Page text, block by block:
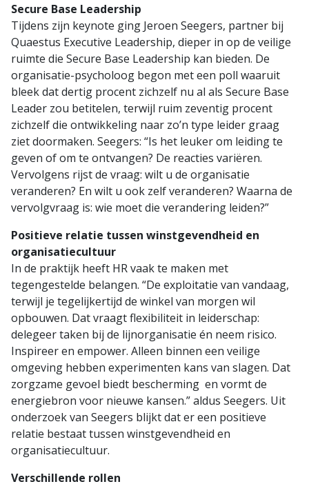
Secure Base Leadership
Tijdens zijn keynote ging Jeroen Seegers, partner bij
Quaestus Executive Leadership, dieper in op de veilige
ruimte die Secure Base Leadership kan bieden. De
organisatie-psycholoog begon met een poll waaruit
bleek dat dertig procent zichzelf nu al als Secure Base
Leader zou betitelen, terwijl ruim zeventig procent
zichzelf die ontwikkeling naar zo’n type leider graag
ziet doormaken. Seegers: “Is het leuker om leiding te
geven of om te ontvangen? De reacties variëren.
Vervolgens rijst de vraag: wilt u de organisatie
veranderen? En wilt u ook zelf veranderen? Waarna de
vervolgvraag is: wie moet die verandering leiden?”
Positieve relatie tussen winstgevendheid en
organisatiecultuur
In de praktijk heeft HR vaak te maken met
tegengestelde belangen. “De exploitatie van vandaag,
terwijl je tegelijkertijd de winkel van morgen wil
opbouwen. Dat vraagt flexibiliteit in leiderschap:
delegeer taken bij de lijnorganisatie én neem risico.
Inspireer en empower. Alleen binnen een veilige
omgeving hebben experimenten kans van slagen. Dat
zorgzame gevoel biedt bescherming en vormt de
energiebron voor nieuwe kansen.” aldus Seegers. Uit
onderzoek van Seegers blijkt dat er een positieve
relatie bestaat tussen winstgevendheid en
organisatiecultuur.
Verschillende rollen